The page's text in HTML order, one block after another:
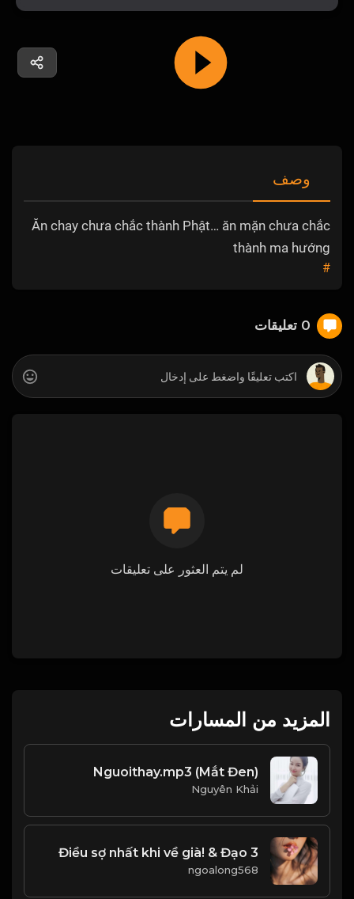
وصف
Ăn chay chưa chắc thành Phật… ăn mặn chưa chắc
thành ma hướng
#
0 تعليقات
لم يتم العثور على تعليقات
المزيد من المسارات
Nguoithay.mp3 (Mắt Đen)
Nguyên Khải
3 Điều sợ nhất khi về già! & Đạo
ngoalong568